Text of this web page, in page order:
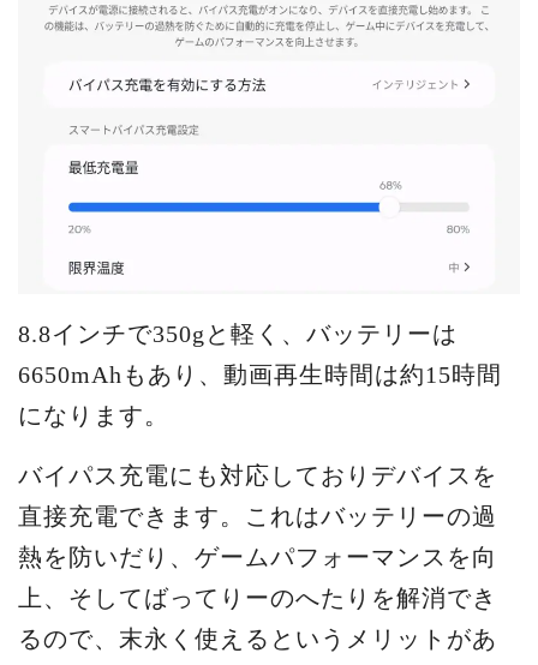
8.8インチで350gと軽く、バッテリーは
6650mAhもあり、動画再生時間は約15時間
になります。
バイパス充電にも対応しておりデバイスを
直接充電できます。これはバッテリーの過
熱を防いだり、ゲームパフォーマンスを向
上、そしてばってりーのへたりを解消でき
るので、末永く使えるというメリットがあ